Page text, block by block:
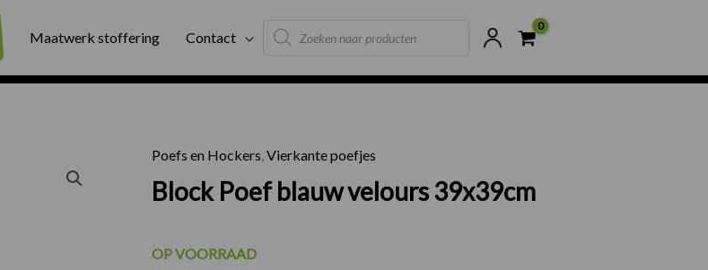
Maatwerk stoffering Contact
Products
search
Binnen twee werkdagen geleverd Externe voorraad Scherpste prijzen van NL
Poefs en Hockers,Vierkante poefjes
Block Poef blauw velours 39x39cm
OP VOORRAAD
Block Poef blauw velours 39x39cm aantal